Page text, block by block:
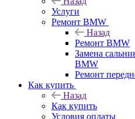
Услуги
Ремонт BMW
Назад
Ремонт BMW
Замена
BMW
Ремонт
Как купить
Назад
Как купить
Условия оплаты